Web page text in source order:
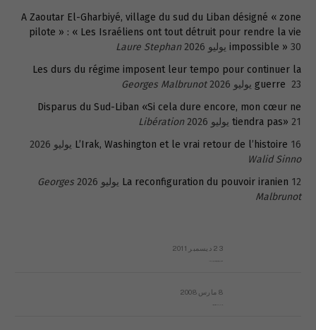
A Zaoutar El-Gharbiyé, village du sud du Liban désigné « zone
pilote » : « Les Israéliens ont tout détruit pour rendre la vie
impossible » 30 يوليو 2026
Laure Stephan
Les durs du régime imposent leur tempo pour continuer la
guerre 23 يوليو 2026
Georges Malbrunot
Disparus du Sud-Liban «Si cela dure encore, mon cœur ne
tiendra pas» 21 يوليو 2026
Libération
L’Irak, Washington et le vrai retour de l’histoire 16 يوليو 2026
Walid Sinno
La reconfiguration du pouvoir iranien 12 يوليو 2026
Georges
Malbrunot
23 ديسمبر 2011
8 مارس 2008